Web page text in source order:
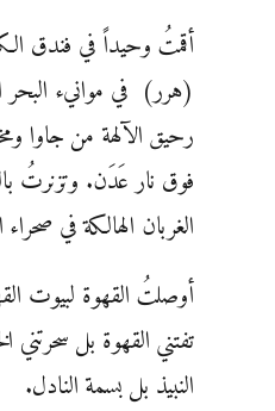
أقمتُ وحيداً في فندق
(هرر) في موانيء البحر
رحيق الآلهة من جاوا
فوق نار عَدَن. وتزنرتُ
الغربان الهالكة في
أوصلتُ القهوة لبيوت
تفتني القهوة بل
النبيذ بل بسمة النادل.